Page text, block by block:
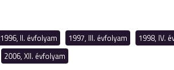
1996, II. évfolyam 1997, III. évfolyam 1998, IV.
2006, XII. évfolyam